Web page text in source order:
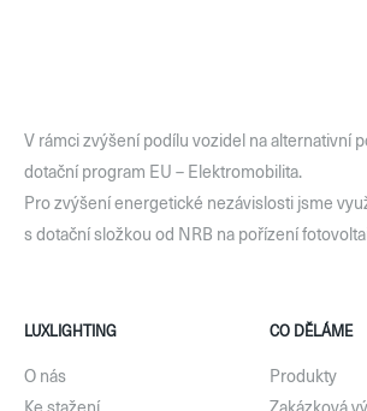
V rámci zvýšení podílu vozidel na alternativní
dotační program EU – Elektromobilita.
Pro zvýšení energetické nezávislosti jsme
s dotační složkou od NRB na pořízení
LUXLIGHTING
O nás
CO DĚLÁME
Produkty